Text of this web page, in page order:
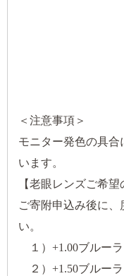
＜注意事項＞
モニター発色の具
います。
【老眼レンズご希
ご寄附申込み後に
い。
１）+1.00ブルー
２）+1.50ブルー